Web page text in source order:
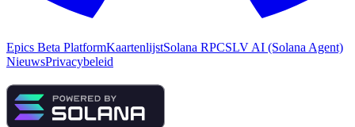
Epics Beta PlatformKaartenlijstSolana RPCSLV AI (Solana Agent)
NieuwsPrivacybeleid